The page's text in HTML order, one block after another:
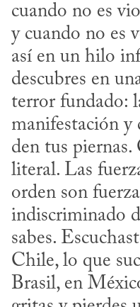
cuando no es
y cuando no es
así en un hilo
descubres en
terror fundado:
manifestación y
den tus
literal. Las
orden son
indiscriminado
sabes.
Chile, lo que
Brasil, en